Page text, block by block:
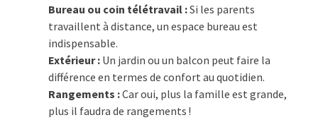
Bureau ou coin télétravail :Si les parents
travaillent à distance, un espace bureau est
indispensable.
Extérieur : Un jardin ou un balcon peut faire la
différence en termes de confort au quotidien.
Rangements :Car oui, plus la famille est grande,
plus il faudra de rangements !